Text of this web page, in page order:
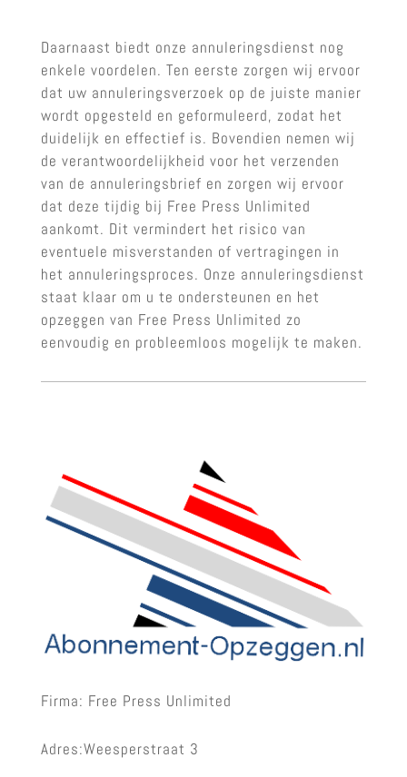
Daarnaast biedt onze annuleringsdienst nog
enkele voordelen. Ten eerste zorgen wij ervoor
dat uw annuleringsverzoek op de juiste manier
wordt opgesteld en geformuleerd, zodat het
duidelijk en effectief is. Bovendien nemen wij
de verantwoordelijkheid voor het verzenden
van de annuleringsbrief en zorgen wij ervoor
dat deze tijdig bij Free Press Unlimited
aankomt. Dit vermindert het risico van
eventuele misverstanden of vertragingen in
het annuleringsproces. Onze annuleringsdienst
staat klaar om u te ondersteunen en het
opzeggen van Free Press Unlimited zo
eenvoudig en probleemloos mogelijk te maken.
Firma: Free Press Unlimited
Adres:Weesperstraat 3